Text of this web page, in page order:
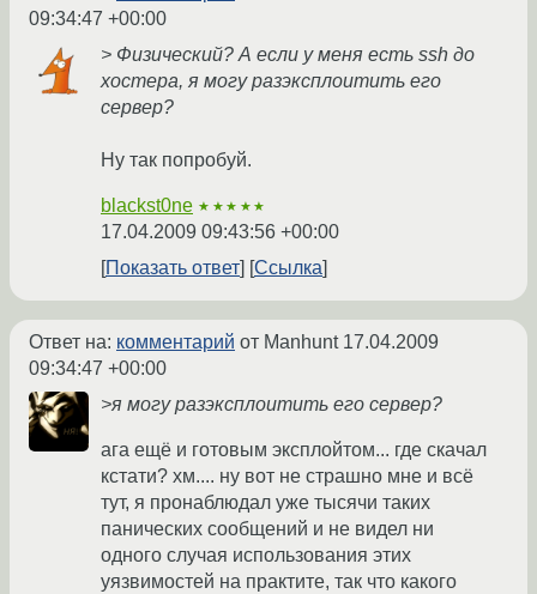
09:34:47 +00:00
> Физический? А если у меня есть ssh до
хостера, я могу разэксплоитить его
сервер?
Ну так попробуй.
blackst0ne ★★★★★
17.04.2009 09:43:56 +00:00
Показать ответ
Ссылка
Ответ на: комментарий от Manhunt 17.04.2009
09:34:47 +00:00
>я могу разэксплоитить его сервер?
ага ещё и готовым эксплойтом... где скачал
кстати? хм.... ну вот не страшно мне и всё
тут, я пронаблюдал уже тысячи таких
панических сообщений и не видел ни
одного случая использования этих
уязвимостей на практите, так что какого